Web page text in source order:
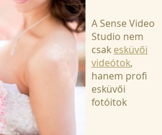
A Sense Video
Studio nem
csak esküvői
videótok,
hanem profi
esküvői
fotóitok